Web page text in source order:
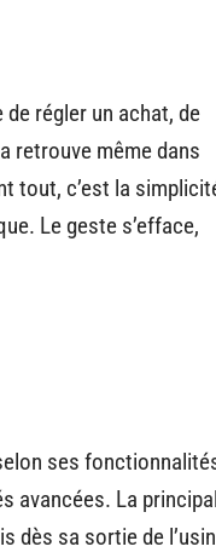
de régler un achat, de
retrouve même dans
tout, c’est la
Le geste s’efface,
ses
avancées. La
dès sa sortie de